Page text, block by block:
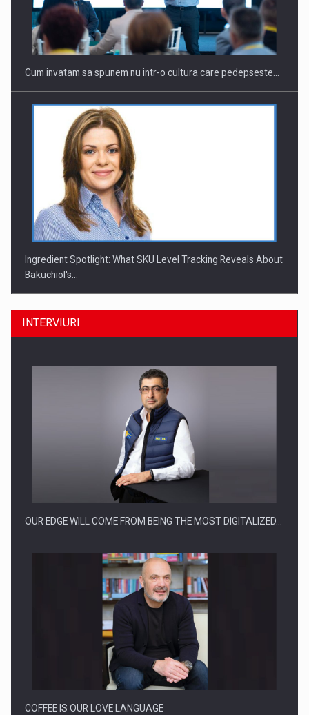
Investitii Digitalizare
Cum invatam sa spunem nu intr-o cultura care pedepseste…
Ingredient Spotlight: What SKU Level Tracking Reveals About
Bakuchiol's…
Producatorii si comerciantii care nu se supun noilor
Proteinmaxxing and the Future of Protein Demand
INTERVIURI
OUR EDGE WILL COME FROM BEING THE MOST DIGITALIZED…
COFFEE IS OUR LOVE LANGUAGE